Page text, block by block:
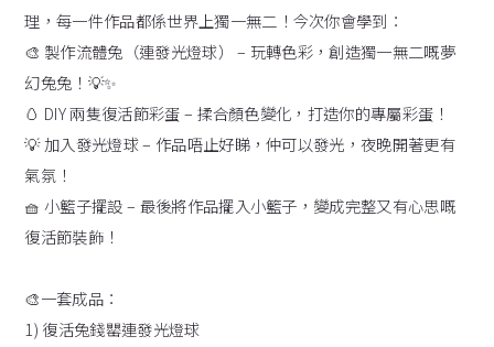
理，每一件作品都係世界上獨一無二！今次你會學到：
🎨 製作流體兔（連發光燈球） – 玩轉色彩，創造獨一無二嘅夢
幻兔兔！💡✨
🥚 DIY 兩隻復活節彩蛋 – 揉合顏色變化，打造你的專屬彩蛋！
💡 加入發光燈球 – 作品唔止好睇，仲可以發光，夜晚開著更有
氣氛！
🧺 小籃子擺設 – 最後將作品擺入小籃子，變成完整又有心思嘅
復活節裝飾！
🎨一套成品：
1) 復活兔錢罌連發光燈球